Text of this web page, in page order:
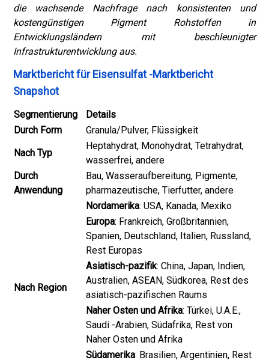
die wachsende Nachfrage nach konsistenten und
kostengünstigen Pigment Rohstoffen in
Entwicklungsländern mit beschleunigter
Infrastrukturentwicklung aus.
Marktbericht für Eisensulfat -Marktbericht
Snapshot
Segmentierung
Details
Durch Form
Granula/Pulver, Flüssigkeit
Nach Typ
Heptahydrat, Monohydrat, Tetrahydrat,
wasserfrei, andere
Durch
Anwendung
Bau, Wasseraufbereitung, Pigmente,
pharmazeutische, Tierfutter, andere
Nach Region
Nordamerika: USA, Kanada, Mexiko
Europa: Frankreich, Großbritannien,
Spanien, Deutschland, Italien, Russland,
Rest Europas
Asiatisch-pazifik: China, Japan, Indien,
Australien, ASEAN, Südkorea, Rest des
asiatisch-pazifischen Raums
Naher Osten und Afrika: Türkei, U.A.E.,
Saudi -Arabien, Südafrika, Rest von
Naher Osten und Afrika
Südamerika: Brasilien, Argentinien, Rest